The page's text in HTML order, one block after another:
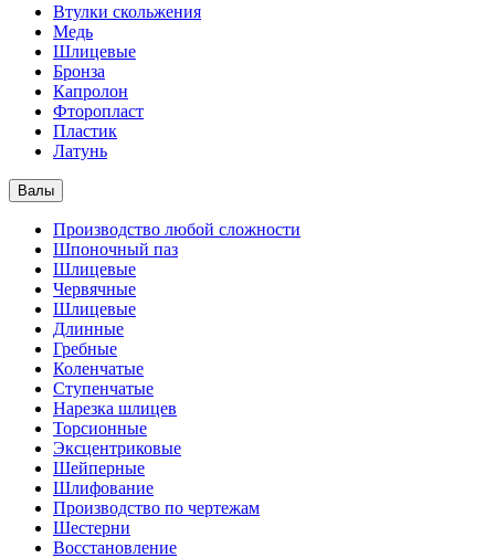
Втулки скольжения
Медь
Шлицевые
Бронза
Капролон
Фторопласт
Пластик
Латунь
Валы
Производство любой сложности
Шпоночный паз
Шлицевые
Червячные
Шлицевые
Длинные
Гребные
Коленчатые
Ступенчатые
Нарезка шлицев
Торсионные
Эксцентриковые
Шейперные
Шлифование
Производство по чертежам
Шестерни
Восстановление